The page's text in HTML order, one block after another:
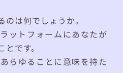
は何でしょうか。
ットフォームにあなたが
です。
らゆることに意味を持た